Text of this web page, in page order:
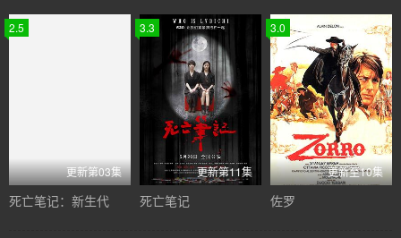
2.5
更新第03集
死亡笔记：新生代
3.3
更新第11集
死亡笔记
3.0
更新至10集
佐罗